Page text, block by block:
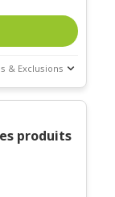
& Exclusions
produits